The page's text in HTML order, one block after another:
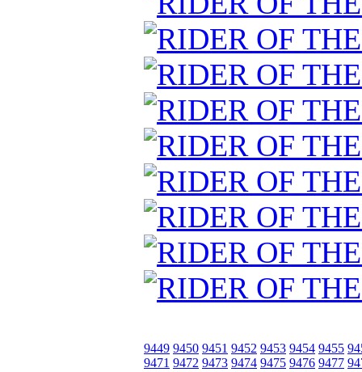
9449 9450 9451 9452 9453 9454 9455
9471 9472 9473 9474 9475 9476 9477